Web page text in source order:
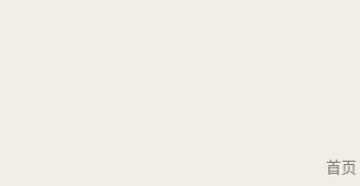
首页